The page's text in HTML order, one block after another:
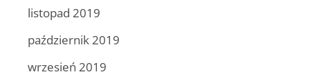
listopad 2019
październik 2019
wrzesień 2019